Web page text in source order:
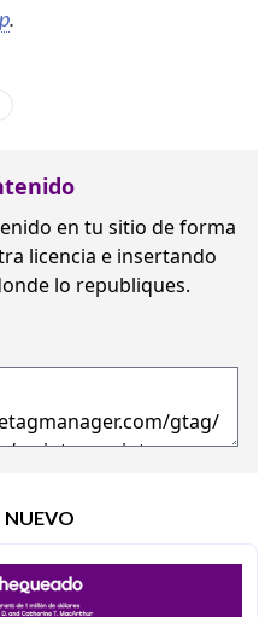
.
en tu sitio de forma
licencia e insertando
lo republiques.
NUEVO